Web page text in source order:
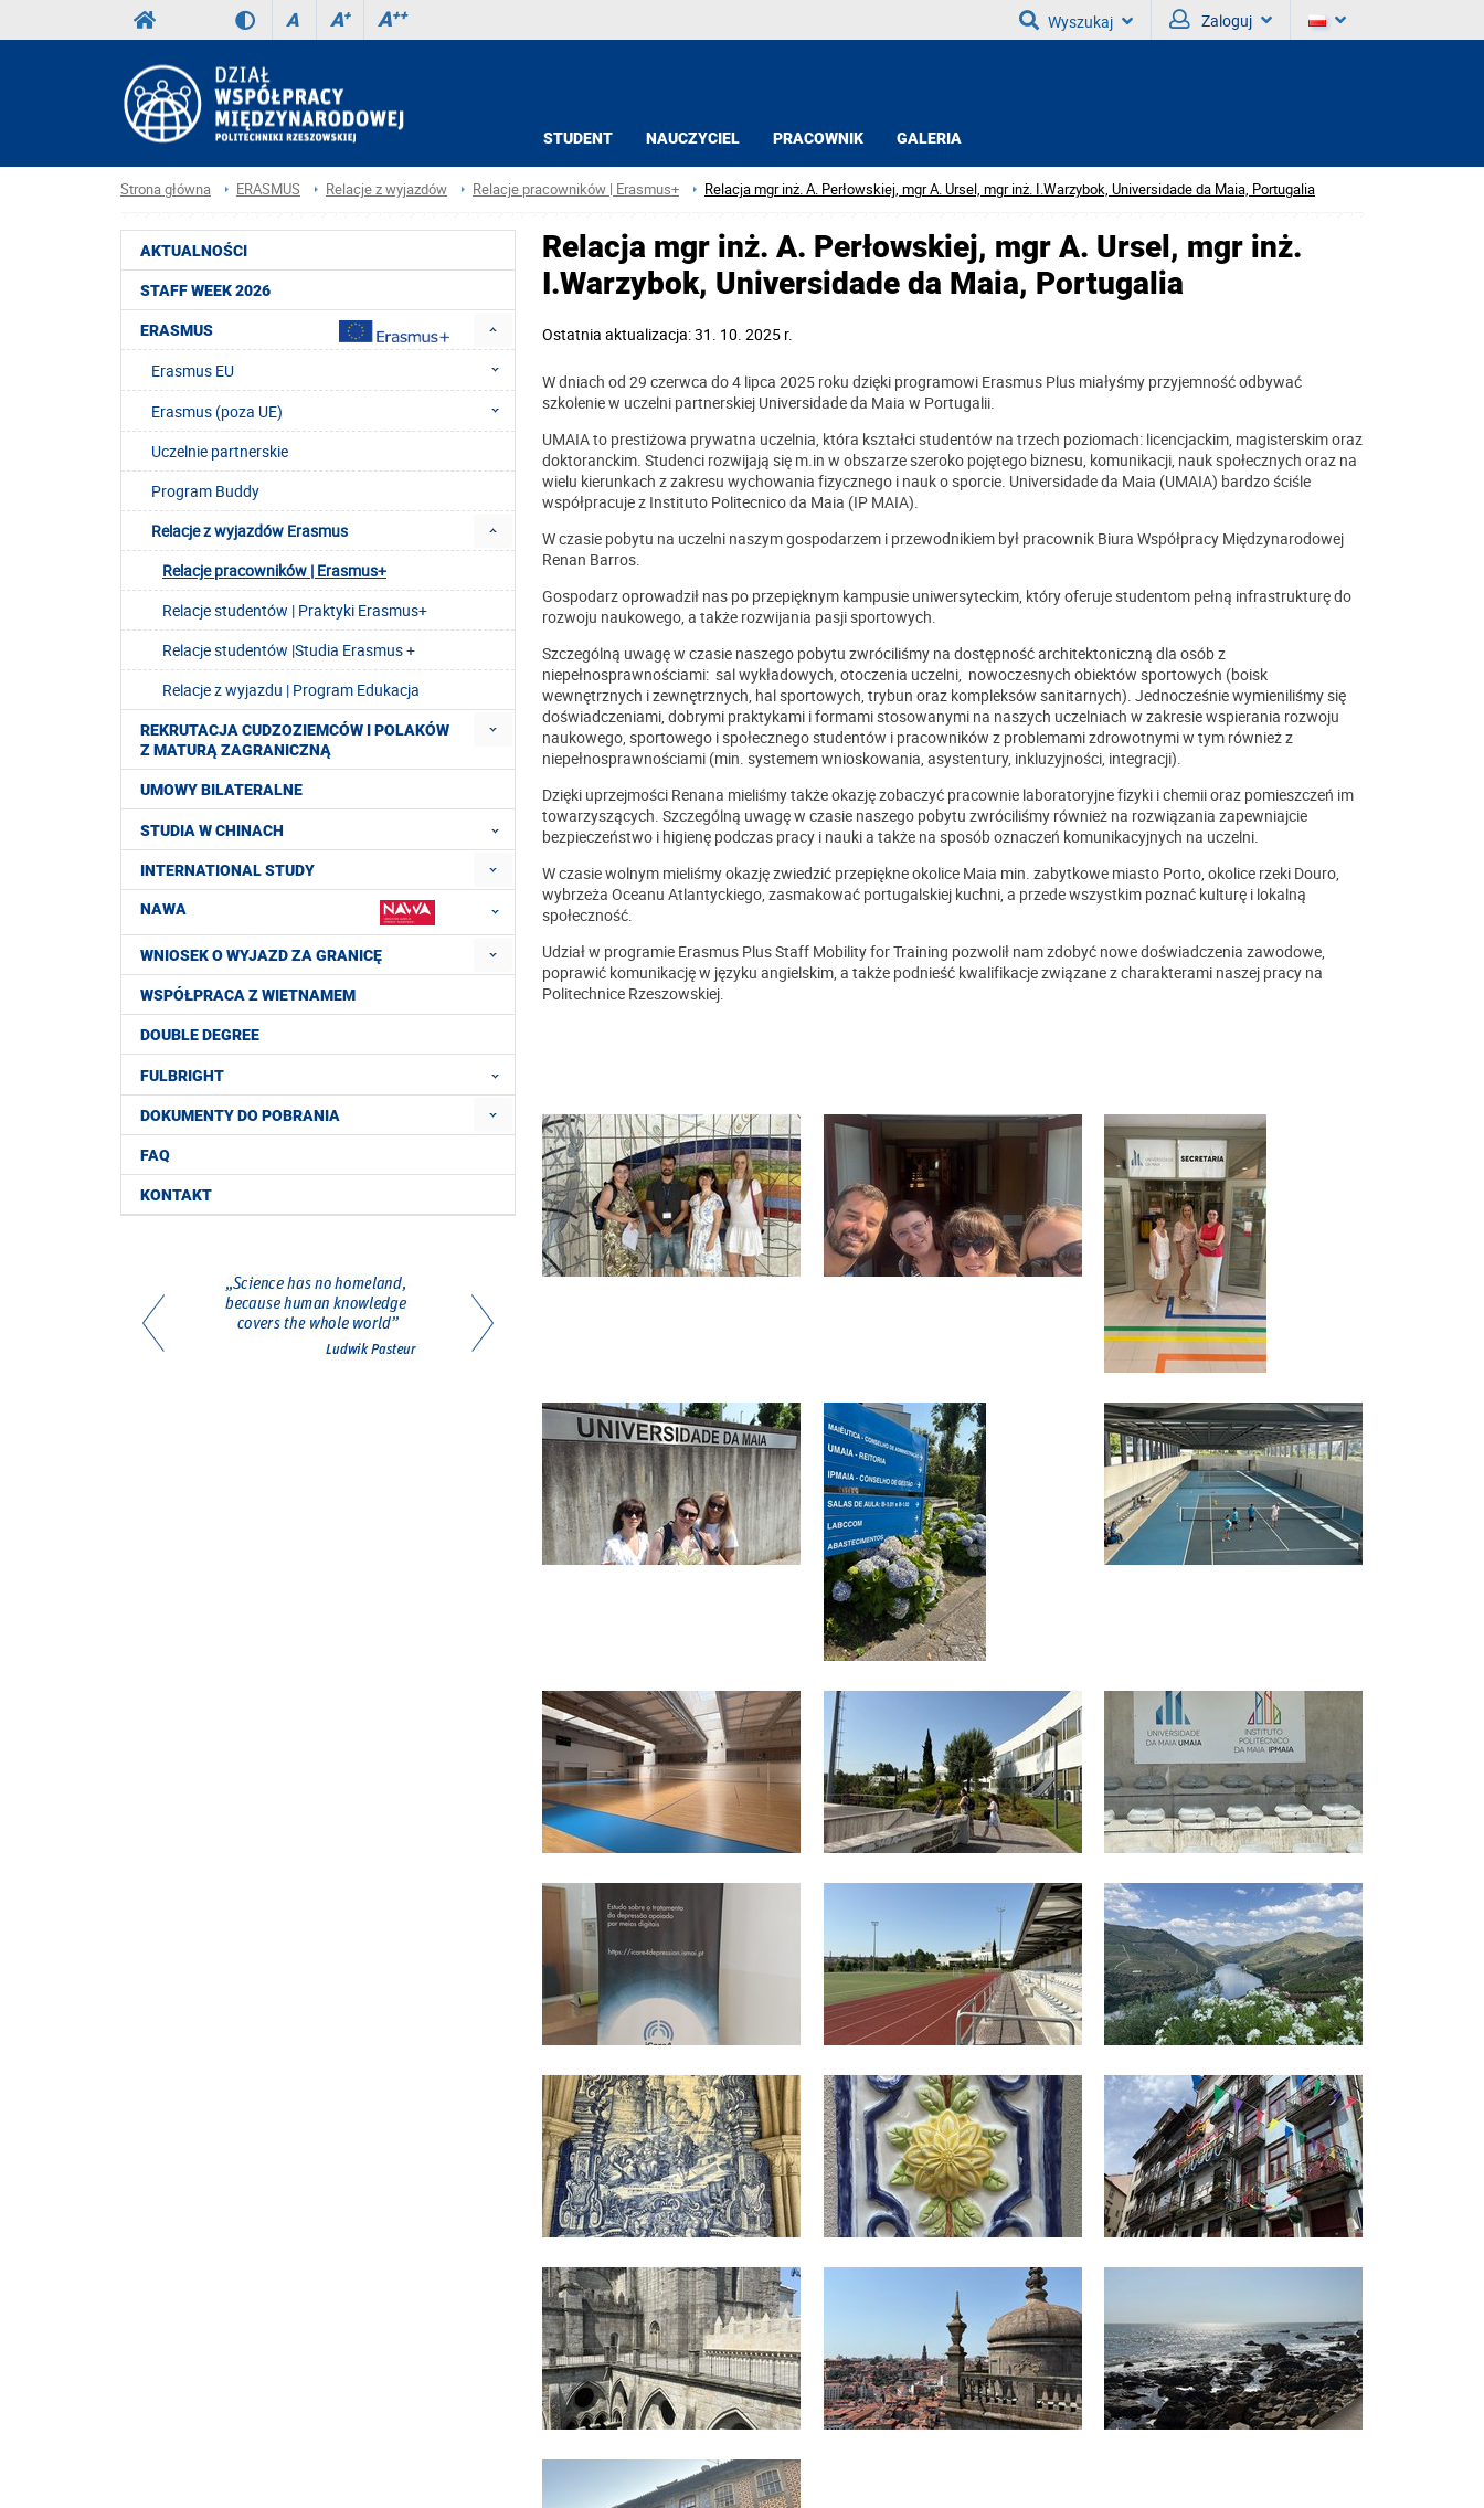
A A+ A++ Wyszukaj Zaloguj
STUDENT NAUCZYCIEL PRACOWNIK GALERIA
Strona główna ERASMUS Relacje z wyjazdów Relacje pracowników | Erasmus+ Relacja mgr inż. A. Perłowskiej, mgr A. Ursel, mgr inż. I.Warzybok, Universidade da Maia, Portugalia
AKTUALNOŚCI
STAFF WEEK 2026
ERASMUS
Erasmus EU
Erasmus (poza UE)
Uczelnie partnerskie
Program Buddy
Relacje z wyjazdów Erasmus
Relacje pracowników | Erasmus+
Relacje studentów | Praktyki Erasmus+
Relacje studentów |Studia Erasmus +
Relacje z wyjazdu | Program Edukacja
REKRUTACJA CUDZOZIEMCÓW I POLAKÓW
Z MATURĄ ZAGRANICZNĄ
UMOWY BILATERALNE
STUDIA W CHINACH
INTERNATIONAL STUDY
NAWA
WNIOSEK O WYJAZD ZA GRANICĘ
WSPÓŁPRACA Z WIETNAMEM
DOUBLE DEGREE
FULBRIGHT
DOKUMENTY DO POBRANIA
FAQ
KONTAKT
Relacja mgr inż. A. Perłowskiej, mgr A. Ursel, mgr inż.
I.Warzybok, Universidade da Maia, Portugalia
Ostatnia aktualizacja: 31. 10. 2025 r.
W dniach od 29 czerwca do 4 lipca 2025 roku dzięki programowi Erasmus Plus miałyśmy przyjemność odbywać
szkolenie w uczelni partnerskiej Universidade da Maia w Portugalii.
UMAIA to prestiżowa prywatna uczelnia, która kształci studentów na trzech poziomach: licencjackim, magisterskim oraz
doktoranckim. Studenci rozwijają się m.in w obszarze szeroko pojętego biznesu, komunikacji, nauk społecznych oraz na
wielu kierunkach z zakresu wychowania fizycznego i nauk o sporcie. Universidade da Maia (UMAIA) bardzo ściśle
współpracuje z Instituto Politecnico da Maia (IP MAIA).
W czasie pobytu na uczelni naszym gospodarzem i przewodnikiem był pracownik Biura Współpracy Międzynarodowej
Renan Barros.
Gospodarz oprowadził nas po przepięknym kampusie uniwersyteckim, który oferuje studentom pełną infrastrukturę do
rozwoju naukowego, a także rozwijania pasji sportowych.
Szczególną uwagę w czasie naszego pobytu zwróciliśmy na dostępność architektoniczną dla osób z
niepełnosprawnościami: sal wykładowych, otoczenia uczelni, nowoczesnych obiektów sportowych (boisk
wewnętrznych i zewnętrznych, hal sportowych, trybun oraz kompleksów sanitarnych). Jednocześnie wymieniliśmy się
doświadczeniami, dobrymi praktykami i formami stosowanymi na naszych uczelniach w zakresie wspierania rozwoju
naukowego, sportowego i społecznego studentów i pracowników z problemami zdrowotnymi w tym również z
niepełnosprawnościami (min. systemem wnioskowania, asystentury, inkluzyjności, integracji).
Dzięki uprzejmości Renana mieliśmy także okazję zobaczyć pracownie laboratoryjne fizyki i chemii oraz pomieszczeń im
towarzyszących. Szczególną uwagę w czasie naszego pobytu zwróciliśmy również na rozwiązania zapewniajcie
bezpieczeństwo i higienę podczas pracy i nauki a także na sposób oznaczeń komunikacyjnych na uczelni.
W czasie wolnym mieliśmy okazję zwiedzić przepiękne okolice Maia min. zabytkowe miasto Porto, okolice rzeki Douro,
wybrzeża Oceanu Atlantyckiego, zasmakować portugalskiej kuchni, a przede wszystkim poznać kulturę i lokalną
społeczność.
Udział w programie Erasmus Plus Staff Mobility for Training pozwolił nam zdobyć nowe doświadczenia zawodowe,
poprawić komunikację w języku angielskim, a także podnieść kwalifikacje związane z charakterami naszej pracy na
Politechnice Rzeszowskiej.